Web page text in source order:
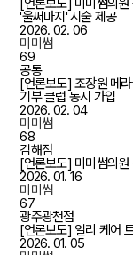
[언론보도] 미미썸의원
'울써마지' 시술 제공
2026. 02. 06
미미썸
69
공통
[언론보도] 조장원 메
기부 클럽 동시 가입
2026. 02. 04
미미썸
68
김해점
[언론보도] 미미썸의원
2026. 01. 16
미미썸
67
광주광천점
[언론보도] 얼리 케어
2026. 01. 05